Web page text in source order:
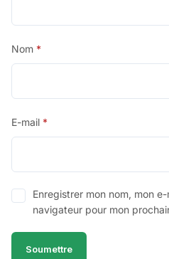
Nom *
E-mail *
Enregistrer mon nom, mon
navigateur pour mon